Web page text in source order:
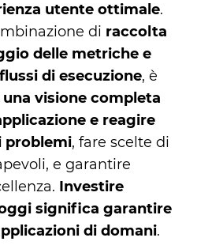
utente ottimale.
di raccolta
delle metriche e
di esecuzione, è
visione completa
e reagire
problemi, fare scelte di
e garantire
Investire
significa garantire
di domani.